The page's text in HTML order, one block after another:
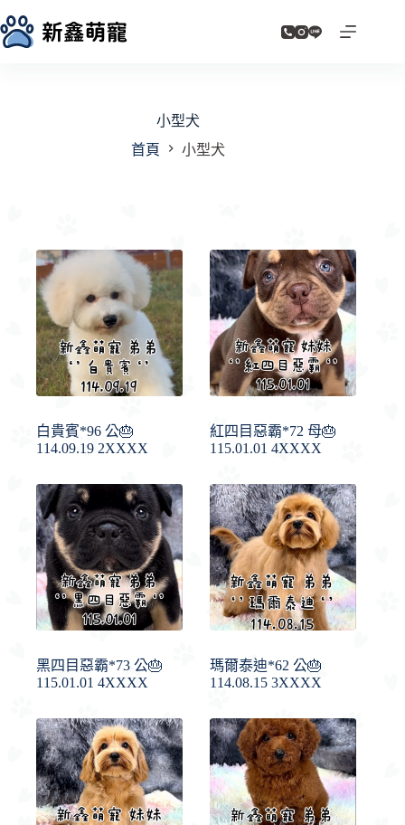
至
小型犬
首頁
小型犬
白貴賓*96 公🎂
114.09.19 2XXXX
紅四目惡霸*72 母🎂
115.01.01 4XXXX
黑四目惡霸*73 公🎂
115.01.01 4XXXX
瑪爾泰迪*62 公🎂
114.08.15 3XXXX